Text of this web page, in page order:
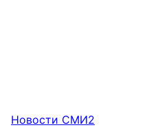
Новости СМИ2